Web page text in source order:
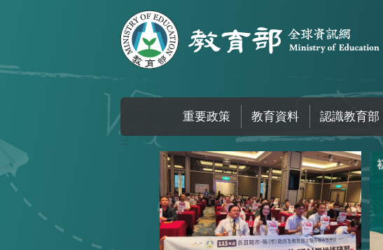
重要政策 教育資料 認識教育部
:::